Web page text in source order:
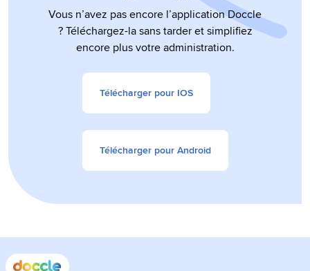
Vous n’avez pas encore l’application Doccle
? Téléchargez-la sans tarder et simplifiez
encore plus votre administration.
Télécharger pour IOS
Télécharger pour Android